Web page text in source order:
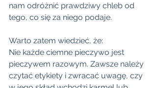
nam odróżnić prawdziwy chleb od
tego, co się za niego podaje.
Warto zatem wiedzieć, że:
Nie każde ciemne pieczywo jest
pieczywem razowym. Zawsze należy
czytać etykiety i zwracać uwagę, czy